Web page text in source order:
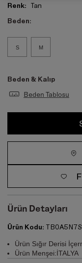
Renk: Tan
Beden:
S M
Beden & Kalıp
Beden Tablosu
Ürün Detayları
Ürün Kodu:
Ürün Sığır Derisi
Ürün Menşei:İTALYA